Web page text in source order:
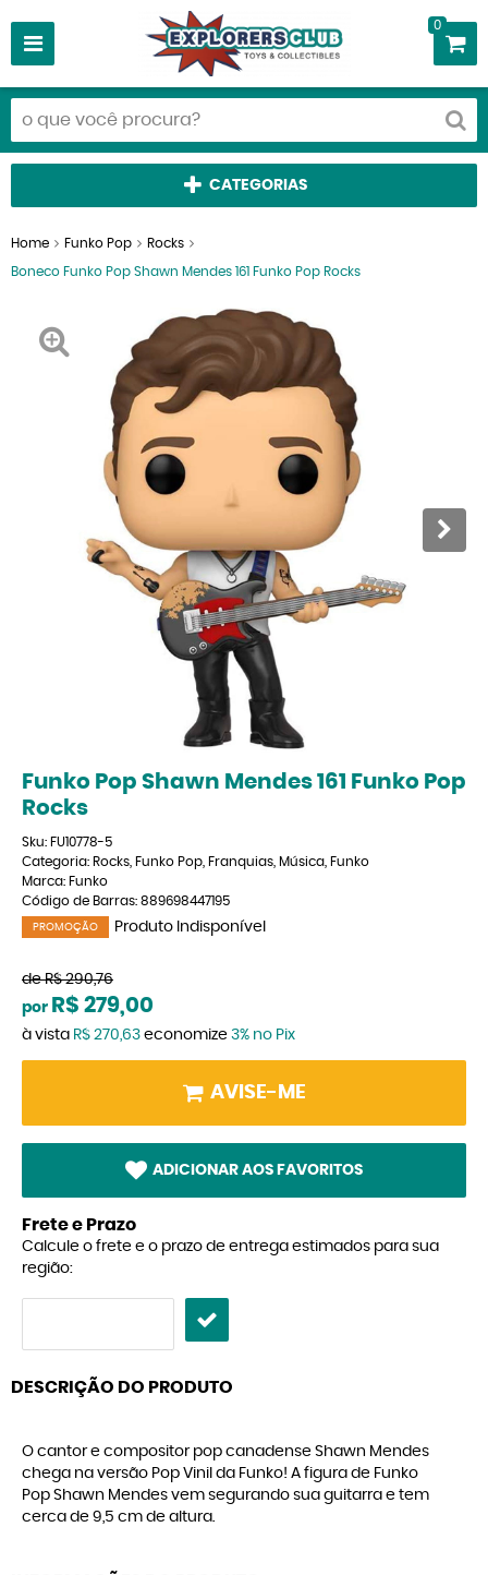
0
CATEGORIAS
Home Funko Pop Rocks
Boneco Funko Pop Shawn Mendes 161 Funko Pop Rocks
Funko Pop Shawn Mendes 161 Funko Pop
Rocks
Sku: FU10778-5
Categoria: Rocks Funko Pop Franquias Música Funko
Marca: Funko
Código de Barras: 889698447195
PROMOÇÃO Produto Indisponível
de R$ 290,76
por R$ 279,00
à vista R$ 270,63 economize 3% no Pix
AVISE-ME
ADICIONAR AOS FAVORITOS
Frete e Prazo
Calcule o frete e o prazo de entrega estimados para sua
região:
DESCRIÇÃO DO PRODUTO
O cantor e compositor pop canadense Shawn Mendes
chega na versão Pop Vinil da Funko! A figura de Funko
Pop Shawn Mendes vem segurando sua guitarra e tem
cerca de 9,5 cm de altura.